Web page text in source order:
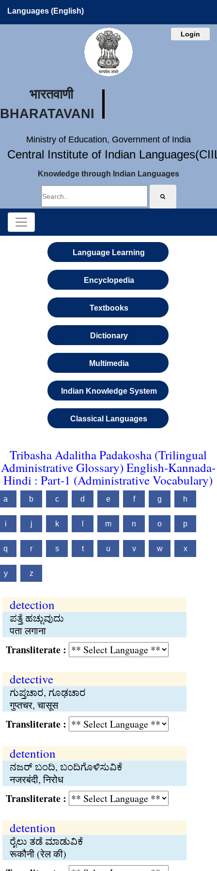
Languages (English)
Login
भारतवाणी
BHARATAVANI
Ministry of Education, Government of India
Central Institute of Indian
Knowledge through Indian Languages
Language Learning
Encyclopedia
Textbooks
Dictionary
Multimedia
Indian Knowledge System
Classical Languages
Tribasha Adalitha Padakosha (Trilingual
Administrative Glossary) English-Kannada-
Hindi : Part-1 (Administrative Vocabulary)
a b c d e f g h
i j k m n o p
q r s t u v w x
y z
detection
ಪತ್ತೆ ಹಚ್ಚುವುದು
पता लगाना
:
detective
ಗುಪ್ತಚಾರ, ಗೂಢಚಾರ
गुप्तचर, चासूस
:
detention
ನಜರ್ ಬಂದಿ, ಬಂದಿಗೊಳಿಸುವಿಕೆ
नजरबंदी, निरोध
:
detention
ರೈಲು ತಡೆ ಮಾಡುವಿಕೆ
रूकौनी (रेल की)